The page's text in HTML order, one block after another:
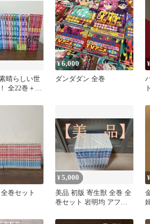
晴らしい世
全22巻＋爆
¥6,000
ダンダダン 全巻
¥
巻セット
¥5,000
美品 初版 寄生獣 全巻 全
巻セット 岩明均 アフタ
¥